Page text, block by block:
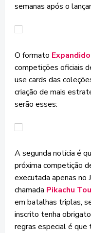
semanas após o
O formato Expandido
competições oficiais
use cards das
criação de mais
serão esses:
A segunda notícia é
próxima competição
executada apenas no
chamada Pikachu
em batalhas triplas,
inscrito tenha
regras especial é